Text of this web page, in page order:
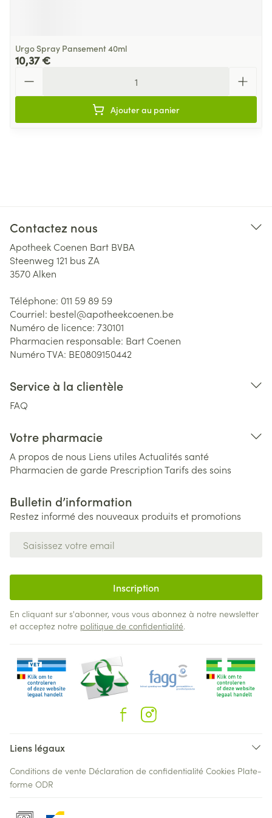
Urgo Spray Pansement 40ml
10,37 €
Ajouter au panier
Contactez nous
Apotheek Coenen Bart BVBA
Steenweg 121 bus ZA
3570Alken
Téléphone: 011 59 89 59
Courriel: bestel@apotheekcoenen.be
Numéro de licence: 730101
Pharmacien responsable: Bart Coenen
Numéro TVA: BE0809150442
Service à la clientèle
FAQ
Votre pharmacie
A propos de nous Liens utiles Actualités santé
Pharmacien de garde PrescriptionTarifs des soins
Bulletin d’information
Restez informé des nouveaux produits et promotions
Inscription
En cliquant sur s'abonner, vous vous abonnez à notre newsletter
et acceptez notre politique de confidentialité.
Liens légaux
Conditions de vente Déclaration de confidentialité Cookies Plate-
forme ODR